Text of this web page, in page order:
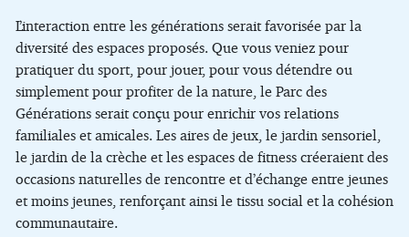
L’interaction entre les générations serait favorisée par la
diversité des espaces proposés. Que vous veniez pour
pratiquer du sport, pour jouer, pour vous détendre ou
simplement pour profiter de la nature, le Parc des
Générations serait conçu pour enrichir vos relations
familiales et amicales. Les aires de jeux, le jardin sensoriel,
le jardin de la crèche et les espaces de fitness créeraient des
occasions naturelles de rencontre et d’échange entre jeunes
et moins jeunes, renforçant ainsi le tissu social et la cohésion
communautaire.